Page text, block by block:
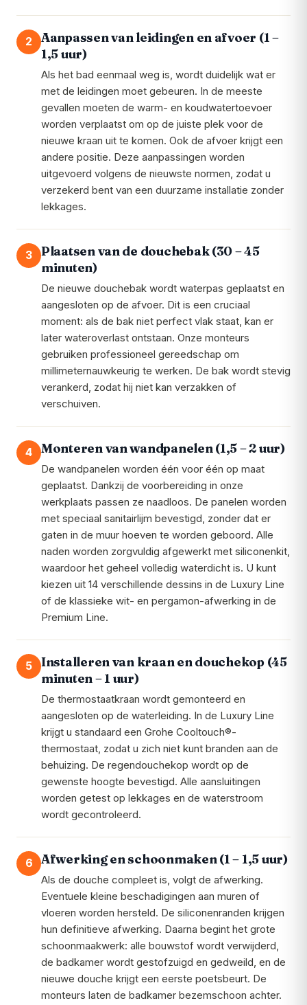
2
Aanpassen van leidingen en afvoer (1 –
1,5 uur)
Als het bad eenmaal weg is, wordt duidelijk wat er
met de leidingen moet gebeuren. In de meeste
gevallen moeten de warm- en koudwatertoevoer
worden verplaatst om op de juiste plek voor de
nieuwe kraan uit te komen. Ook de afvoer krijgt een
andere positie. Deze aanpassingen worden
uitgevoerd volgens de nieuwste normen, zodat u
verzekerd bent van een duurzame installatie zonder
lekkages.
3
Plaatsen van de douchebak (30 – 45
minuten)
De nieuwe douchebak wordt waterpas geplaatst en
aangesloten op de afvoer. Dit is een cruciaal
moment: als de bak niet perfect vlak staat, kan er
later wateroverlast ontstaan. Onze monteurs
gebruiken professioneel gereedschap om
millimeternauwkeurig te werken. De bak wordt stevig
verankerd, zodat hij niet kan verzakken of
verschuiven.
4 Monteren van wandpanelen (1,5 – 2 uur)
De wandpanelen worden één voor één op maat
geplaatst. Dankzij de voorbereiding in onze
werkplaats passen ze naadloos. De panelen worden
met speciaal sanitairlijm bevestigd, zonder dat er
gaten in de muur hoeven te worden geboord. Alle
naden worden zorgvuldig afgewerkt met siliconenkit,
waardoor het geheel volledig waterdicht is. U kunt
kiezen uit 14 verschillende dessins in de Luxury Line
of de klassieke wit- en pergamon-afwerking in de
Premium Line.
5
Installeren van kraan en douchekop (45
minuten – 1 uur)
De thermostaatkraan wordt gemonteerd en
aangesloten op de waterleiding. In de Luxury Line
krijgt u standaard een Grohe Cooltouch®-
thermostaat, zodat u zich niet kunt branden aan de
behuizing. De regendouchekop wordt op de
gewenste hoogte bevestigd. Alle aansluitingen
worden getest op lekkages en de waterstroom
wordt gecontroleerd.
6 Afwerking en schoonmaken (1 – 1,5 uur)
Als de douche compleet is, volgt de afwerking.
Eventuele kleine beschadigingen aan muren of
vloeren worden hersteld. De siliconenranden krijgen
hun definitieve afwerking. Daarna begint het grote
schoonmaakwerk: alle bouwstof wordt verwijderd,
de badkamer wordt gestofzuigd en gedweild, en de
nieuwe douche krijgt een eerste poetsbeurt. De
monteurs laten de badkamer bezemschoon achter.